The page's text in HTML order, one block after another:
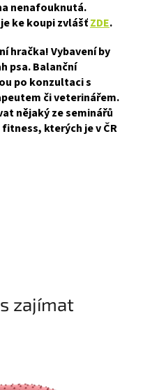
nenafouknutá.
ke koupi zvlášťZDE.
hračka! Vybavení by
psa. Balanční
po konzultaci s
či veterinářem.
nějaký ze seminářů
kterých je v ČR
zajímat